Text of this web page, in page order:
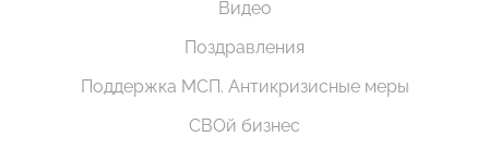
Видео
Поздравления
Поддержка МСП. Антикризисные меры
СВОй бизнес